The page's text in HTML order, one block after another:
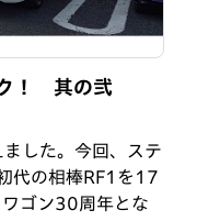
狭になり、おじい
LA-RF3に乗ってい
テップワゴンで育
購入してから30年
目のステップワゴ
いこう。」のコピ
！ 其の弐
した。今回、ステ
代の相棒RF1を17
ゴン30周年とな